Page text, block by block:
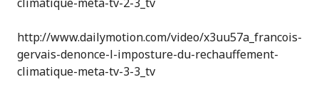
http://www.dailymotion.com/video/x3uu57a_francois-
gervais-denonce-l-imposture-du-rechauffement-
climatique-meta-tv-3-3_tv